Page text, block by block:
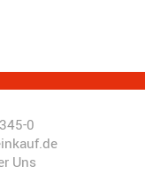
0
Uns